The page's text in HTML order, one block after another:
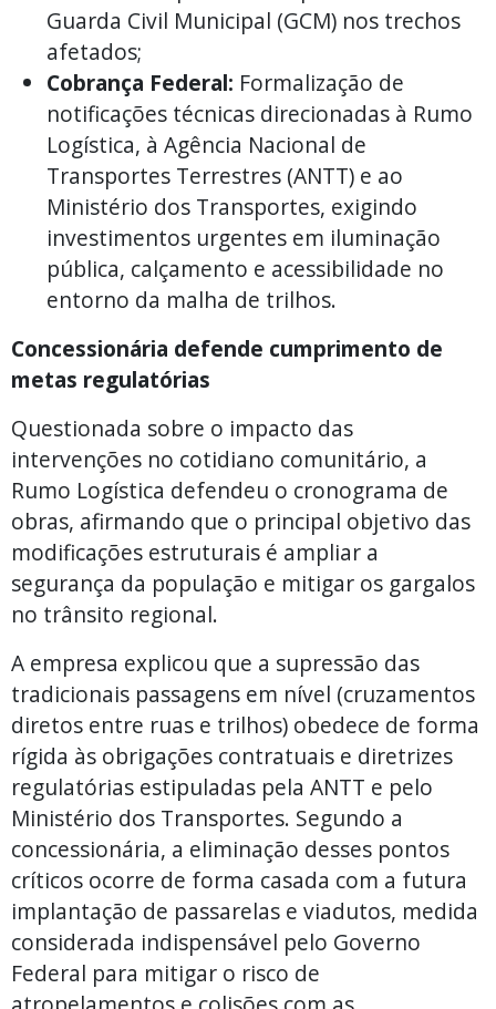
Guarda Civil Municipal (GCM) nos trechos
afetados;
Cobrança Federal: Formalização de
notificações técnicas direcionadas à Rumo
Logística, à Agência Nacional de
Transportes Terrestres (ANTT) e ao
Ministério dos Transportes, exigindo
investimentos urgentes em iluminação
pública, calçamento e acessibilidade no
entorno da malha de trilhos.
Concessionária defende cumprimento de
metas regulatórias
Questionada sobre o impacto das
intervenções no cotidiano comunitário, a
Rumo Logística defendeu o cronograma de
obras, afirmando que o principal objetivo das
modificações estruturais é ampliar a
segurança da população e mitigar os gargalos
no trânsito regional.
A empresa explicou que a supressão das
tradicionais passagens em nível (cruzamentos
diretos entre ruas e trilhos) obedece de forma
rígida às obrigações contratuais e diretrizes
regulatórias estipuladas pela ANTT e pelo
Ministério dos Transportes. Segundo a
concessionária, a eliminação desses pontos
críticos ocorre de forma casada com a futura
implantação de passarelas e viadutos, medida
considerada indispensável pelo Governo
Federal para mitigar o risco de